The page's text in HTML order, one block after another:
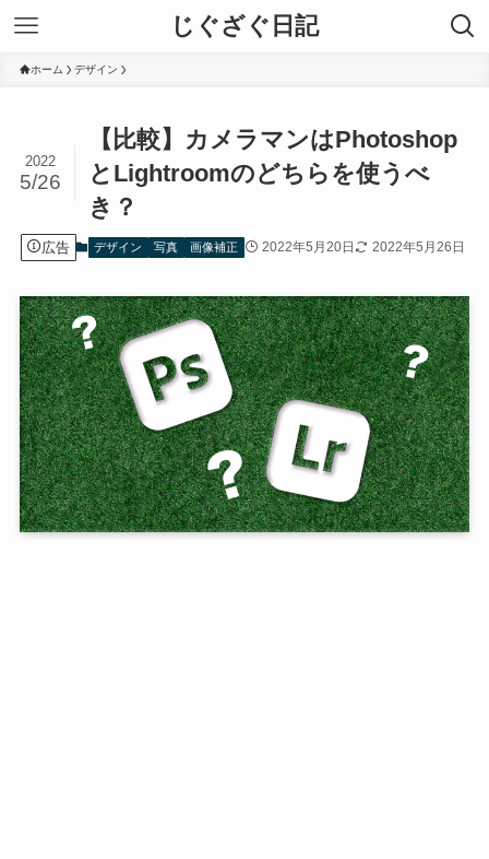
じぐざぐ日記
ホーム デザイン
【比較】カメラマンはPhotoshop
とLightroomのどちらを使うべ
き？
2022
5/26
広告 デザイン 写真 画像補正 2022年5月20日 2022年5月26日